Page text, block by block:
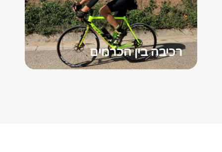
רכיבה בין הכרמים